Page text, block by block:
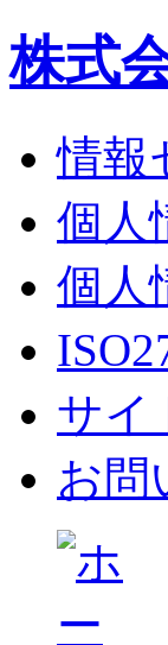
株式
情報
個人
個人
サイ
お問